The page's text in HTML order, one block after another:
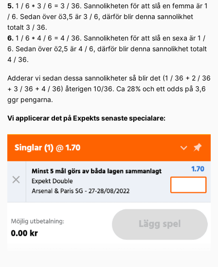
5. 1 / 6 * 3 / 6 = 3 / 36. Sannolikheten för att slå en femma är 1
/ 6. Sedan över ö3,5 är 3 / 6, därför blir denna sannolikhet
totalt 3 / 36.
6. 1 / 6 * 4 / 6 = 4 / 36. Sannolikheten för att slå en sexa är 1 /
6. Sedan över ö2,5 är 4 / 6, därför blir denna sannolikhet totalt
4 / 36.
Adderar vi sedan dessa sannolikheter så blir det (1 / 36 + 2 / 36
+ 3 / 36 + 4 / 36) återigen 10/36. Ca 28% och ett odds på 3,6
ggr pengarna.
Vi applicerar det på Expekts senaste specialare: